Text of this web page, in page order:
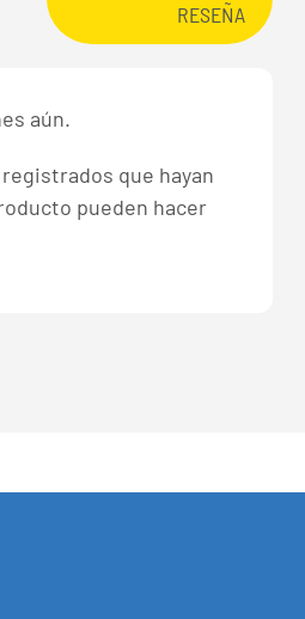
RESEÑA
aún.
que hayan
pueden hacer